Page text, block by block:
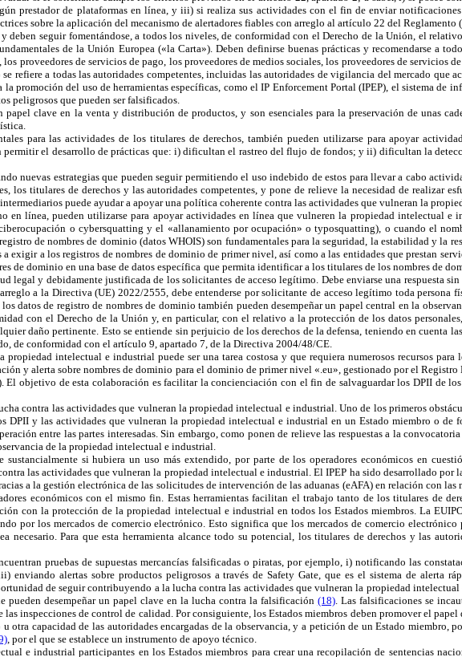
prestador de plataformas en línea, y iii) si realiza sus actividades con el fin de enviar
sobre la aplicación del mecanismo de alertadores fiables con arreglo al artículo 22 del Reglamento
seguir fomentándose, a todos los niveles, de conformidad con el Derecho de la Unión, el
de la Unión Europea («la Carta»). Deben definirse buenas prácticas y recomendarse a
proveedores de servicios de pago, los proveedores de medios sociales, los proveedores de servicios
refiere a todas las autoridades competentes, incluidas las autoridades de vigilancia del mercado que
promoción del uso de herramientas específicas, como el IP Enforcement Portal (IPEP), el sistema de
peligrosos que pueden ser falsificados.
clave en la venta y distribución de productos, y son esenciales para la preservación de unas
para las actividades de los titulares de derechos, también pueden utilizarse para apoyar
permitir el desarrollo de prácticas que: i) dificultan el rastreo del flujo de fondos; y ii) dificultan la
nuevas estrategias que pueden seguir permitiendo el uso indebido de estos para llevar a cabo
los titulares de derechos y las autoridades competentes, y pone de relieve la necesidad de realizar
puede ayudar a apoyar una política coherente contra las actividades que vulneran la
línea, pueden utilizarse para apoyar actividades en línea que vulneren la propiedad intelectual e
o cybersquatting y el «allanamiento por ocupación» o typosquatting), o cuando el
de nombres de dominio (datos WHOIS) son fundamentales para la seguridad, la estabilidad y la
exigir a los registros de nombres de dominio de primer nivel, así como a las entidades que prestan
de dominio en una base de datos específica que permita identificar a los titulares de los nombres de
legal y debidamente justificada de los solicitantes de acceso legítimo. Debe enviarse una respuesta
a la Directiva (UE) 2022/2555, debe entenderse por solicitante de acceso legítimo toda persona
datos de registro de nombres de dominio también pueden desempeñar un papel central en la
con el Derecho de la Unión y, en particular, con el relativo a la protección de los datos
daño pertinente. Esto se entiende sin perjuicio de los derechos de la defensa, teniendo en cuenta
de conformidad con el artículo 9, apartado 7, de la Directiva 2004/48/CE.
intelectual e industrial puede ser una tarea costosa y que requiera numerosos recursos para
y alerta sobre nombres de dominio para el dominio de primer nivel «.eu», gestionado por el
objetivo de esta colaboración es facilitar la concienciación con el fin de salvaguardar los DPII de
contra las actividades que vulneran la propiedad intelectual e industrial. Uno de los primeros
DPII y las actividades que vulneran la propiedad intelectual e industrial en un Estado miembro o de
entre las partes interesadas. Sin embargo, como ponen de relieve las respuestas a la
de la propiedad intelectual e industrial.
si hubiera un uso más extendido, por parte de los operadores económicos en
las actividades que vulneran la propiedad intelectual e industrial. El IPEP ha sido desarrollado por
a la gestión electrónica de las solicitudes de intervención de las aduanas (eAFA) en relación con las
económicos con el mismo fin. Estas herramientas facilitan el trabajo tanto de los titulares de
con la protección de la propiedad intelectual e industrial en todos los Estados miembros. La
por los mercados de comercio electrónico. Esto significa que los mercados de comercio
Para que esta herramienta alcance todo su potencial, los titulares de derechos y las
pruebas de supuestas mercancías falsificadas o piratas, por ejemplo, i) notificando las
enviando alertas sobre productos peligrosos a través de Safety Gate, que es el sistema de alerta
de seguir contribuyendo a la lucha contra las actividades que vulneran la propiedad intelectual
pueden desempeñar un papel clave en la lucha contra la falsificación (18). Las falsificaciones se
inspecciones de control de calidad. Por consiguiente, los Estados miembros deben promover el
capacidad de las autoridades encargadas de la observancia, y a petición de un Estado miembro,
, por el que se establece un instrumento de apoyo técnico.
e industrial participantes en los Estados miembros para crear una recopilación de sentencias